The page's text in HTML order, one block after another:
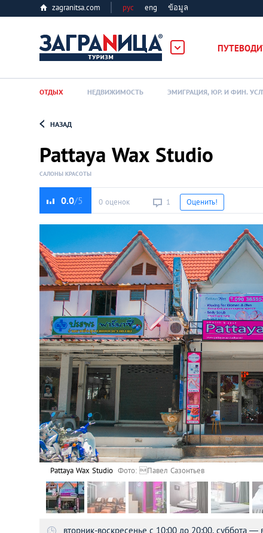
zagranitsa.com рус eng ข้อมูล
Алматы
Астана
Афины
Киев
Лондон
Лос-Анджелес
Москва
Париж
Паттайя
Loading...
ОТДЫХ НЕДВИЖИМОСТЬ ЭМИГРАЦИЯ, ЮР. И ФИН.
НАЗАД
Pattaya Wax Studio
САЛОНЫ КРАСОТЫ
0.0 0 оценок 1 Оценить!
Pattaya Wax Studio Фото: Павел Сазонтьев
вторник-воскресенье с 10:00 до 20:00, суббота —